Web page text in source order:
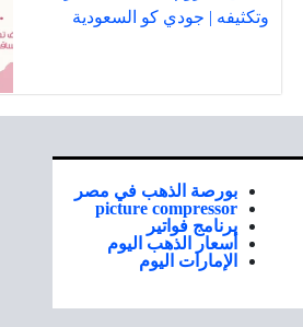
وتكثيفه | جودي كو السعودية
بورصة الذهب في مصر
picture compressor
برنامج فواتير
أسعار الذهب اليوم
الإمارات اليوم